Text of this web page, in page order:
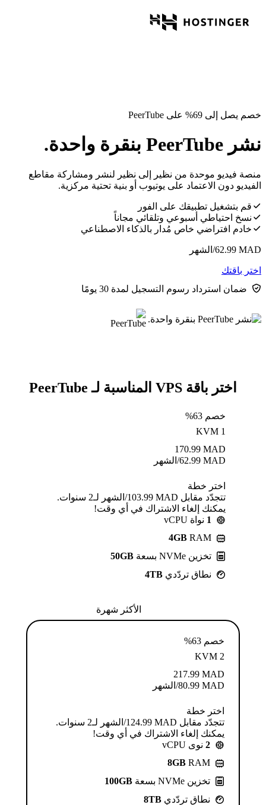
خصم يصل إلى 69% على PeerTube
نشر PeerTube بنقرة واحدة.
منصة فيديو موحدة من نظير إلى نظير لنشر ومشاركة مقاطع
الفيديو دون الاعتماد على يوتيوب أو بنية تحتية مركزية.
قم بتشغيل تطبيقك على الفور
نسخ احتياطي أسبوعي وتلقائي مجاناً
خادم افتراضي خاص مُدار بالذكاء الاصطناعي
MAD
62.99/الشهر
اختر باقتك
ضمان استرداد رسوم التسجيل لمدة 30 يومًا
اختر باقة VPS المناسبة لـ PeerTube
خصم 63%
KVM 1
MAD
170.99
MAD
62.99/الشهر
اختر خطة
تتجدّد مقابل MAD ⁦103.99⁩/الشهر لـ2 سنوات.
يمكنك إلغاء الاشتراك في أي وقت!
1 نواة vCPU
4GB RAM
تخزين NVMe بسعة
50GB
نطاق تردّدي 4TB
الأكثر شهرة
خصم 63%
KVM 2
MAD
217.99
MAD
80.99/الشهر
اختر خطة
تتجدّد مقابل MAD ⁦124.99⁩/الشهر لـ2 سنوات.
يمكنك إلغاء الاشتراك في أي وقت!
2 نوى vCPU
8GB RAM
تخزين NVMe بسعة
100GB
نطاق تردّدي 8TB